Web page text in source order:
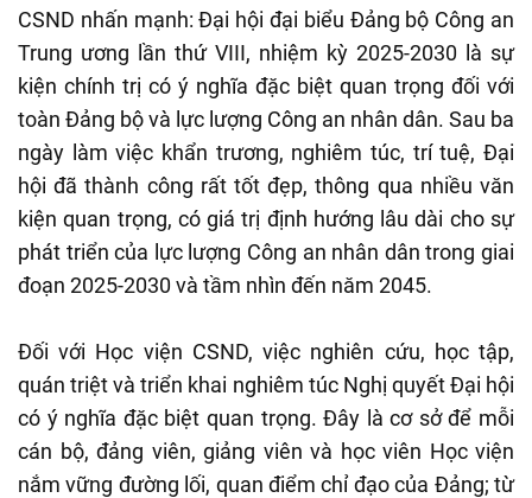
CSND nhấn mạnh: Đại hội đại biểu Đảng bộ Công an
Trung ương lần thứ VIII, nhiệm kỳ 2025-2030 là sự
kiện chính trị có ý nghĩa đặc biệt quan trọng đối với
toàn Đảng bộ và lực lượng Công an nhân dân. Sau ba
ngày làm việc khẩn trương, nghiêm túc, trí tuệ, Đại
hội đã thành công rất tốt đẹp, thông qua nhiều văn
kiện quan trọng, có giá trị định hướng lâu dài cho sự
phát triển của lực lượng Công an nhân dân trong giai
đoạn 2025-2030 và tầm nhìn đến năm 2045.
Đối với Học viện CSND, việc nghiên cứu, học tập,
quán triệt và triển khai nghiêm túc Nghị quyết Đại hội
có ý nghĩa đặc biệt quan trọng. Đây là cơ sở để mỗi
cán bộ, đảng viên, giảng viên và học viên Học viện
nắm vững đường lối, quan điểm chỉ đạo của Đảng; từ